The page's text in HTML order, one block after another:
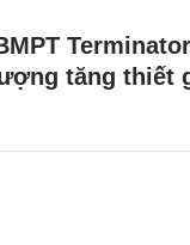
tăng thiết